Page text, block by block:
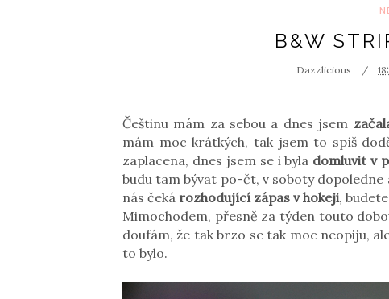
B&W
Dazzlicious
Češtinu mám za sebou a dnes jsem
mám moc krátkých, tak jsem to spíš
zaplacena, dnes jsem se i byla domluvit v
budu tam bývat po-čt, v soboty dopoledne
nás čeká rozhodující zápas v hokeji,
Mimochodem, přesně za týden touto
doufám, že tak brzo se tak moc neopiju,
to bylo.